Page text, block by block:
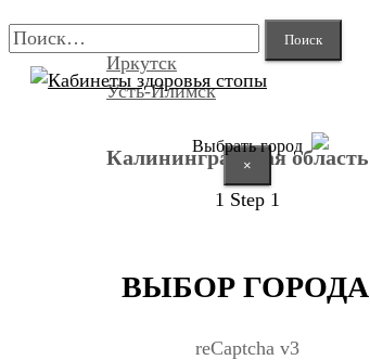
Иркутск
Усть-Илимск
Калининградская область
Найти:
Выбрать город
×
1 Step 1
ВЫБОР ГОРОДА
reCaptcha v3